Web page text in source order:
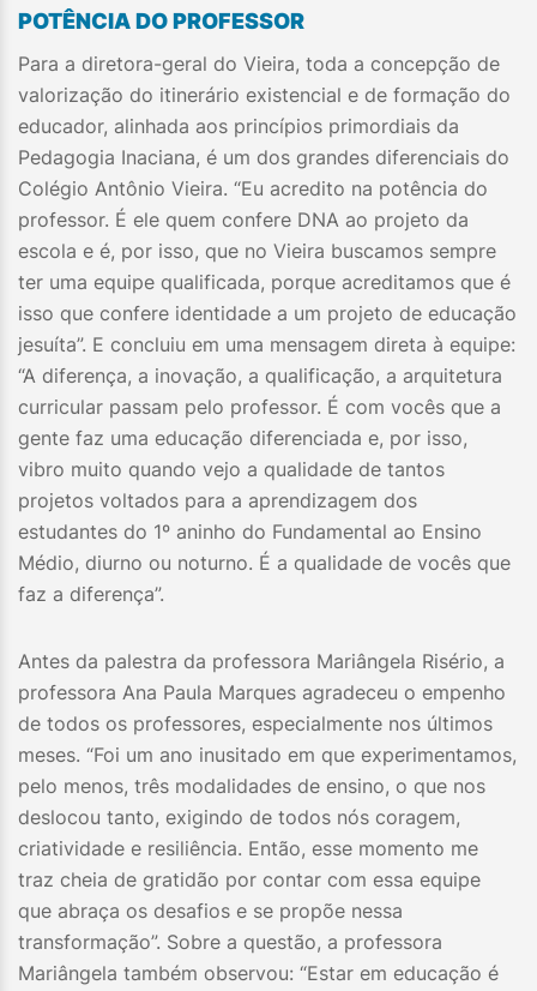
POTÊNCIA DO PROFESSOR
Para a diretora-geral do Vieira, toda a concepção de
valorização do itinerário existencial e de formação do
educador, alinhada aos princípios primordiais da
Pedagogia Inaciana, é um dos grandes diferenciais do
Colégio Antônio Vieira. “Eu acredito na potência do
professor. É ele quem confere DNA ao projeto da
escola e é, por isso, que no Vieira buscamos sempre
ter uma equipe qualificada, porque acreditamos que é
isso que confere identidade a um projeto de educação
jesuíta”. E concluiu em uma mensagem direta à equipe:
“A diferença, a inovação, a qualificação, a arquitetura
curricular passam pelo professor. É com vocês que a
gente faz uma educação diferenciada e, por isso,
vibro muito quando vejo a qualidade de tantos
projetos voltados para a aprendizagem dos
estudantes do 1º aninho do Fundamental ao Ensino
Médio, diurno ou noturno. É a qualidade de vocês que
faz a diferença”.
Antes da palestra da professora Mariângela Risério, a
professora Ana Paula Marques agradeceu o empenho
de todos os professores, especialmente nos últimos
meses. “Foi um ano inusitado em que experimentamos,
pelo menos, três modalidades de ensino, o que nos
deslocou tanto, exigindo de todos nós coragem,
criatividade e resiliência. Então, esse momento me
traz cheia de gratidão por contar com essa equipe
que abraça os desafios e se propõe nessa
transformação”. Sobre a questão, a professora
Mariângela também observou: “Estar em educação é